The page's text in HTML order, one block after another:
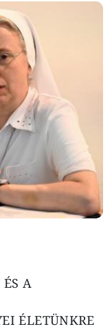
A
ÉLETÜNKRE